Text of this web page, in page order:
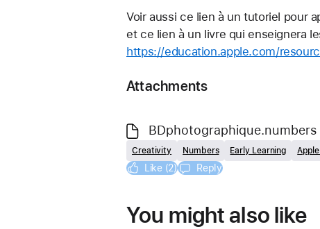
Voir aussi ce lien à un tutoriel pour
et ce lien à un livre qui enseignera
https://education.apple.com/
Attachments
BDphotographique.numbers
Creativity Numbers Early Learning
Like (2) Reply
You might also like